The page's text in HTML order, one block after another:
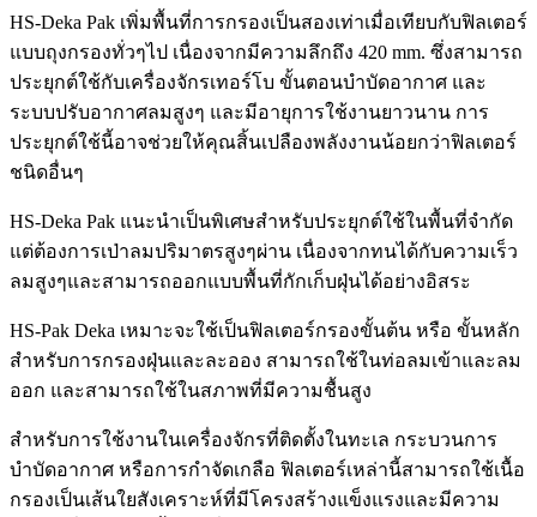
HS-Deka Pak เพิ่มพื้นที่การกรองเป็นสองเท่าเมื่อเทียบกับฟิลเตอร์
แบบถุงกรองทั่วๆไป เนื่องจากมีความลึกถึง 420 mm. ซึ่งสามารถ
ประยุกต์ใช้กับเครื่องจักรเทอร์โบ ขั้นตอนบำบัดอากาศ และ
ระบบปรับอากาศลมสูงๆ และมีอายุการใช้งานยาวนาน การ
ประยุกต์ใช้นี้อาจช่วยให้คุณสิ้นเปลืองพลังงานน้อยกว่าฟิลเตอร์
ชนิดอื่นๆ
HS-Deka Pak แนะนำเป็นพิเศษสำหรับประยุกต์ใช้ในพื้นที่จำกัด
แต่ต้องการเป่าลมปริมาตรสูงๆผ่าน เนื่องจากทนได้กับความเร็ว
ลมสูงๆและสามารถออกแบบพื้นที่กักเก็บฝุ่นได้อย่างอิสระ
HS-Pak Deka เหมาะจะใช้เป็นฟิลเตอร์กรองขั้นต้น หรือ ขั้นหลัก
สำหรับการกรองฝุ่นและละออง สามารถใช้ในท่อลมเข้าและลม
ออก และสามารถใช้ในสภาพที่มีความชื้นสูง
สำหรับการใช้งานในเครื่องจักรที่ติดตั้งในทะเล กระบวนการ
บำบัดอากาศ หรือการกำจัดเกลือ ฟิลเตอร์เหล่านี้สามารถใช้เนื้อ
กรองเป็นเส้นใยสังเคราะห์ที่มีโครงสร้างแข็งแรงและมีความ